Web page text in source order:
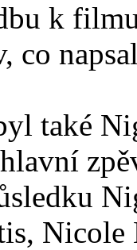
k
co
také
Nicole